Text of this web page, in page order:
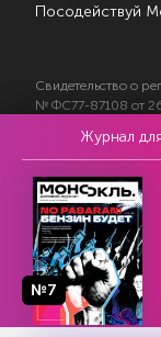
№
6 - 12
Посодействуй
Свидетельство о
№ ФС77-87108 от
культурного наследия
© 2017—2026 АНО
Политика
Условия
Согласие на
Журнал
№7